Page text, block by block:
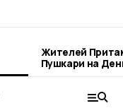
Жителей
Пушкари на